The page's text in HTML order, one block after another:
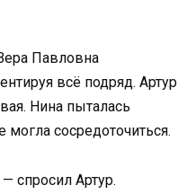
Павловна
всё подряд. Артур
Нина пыталась
могла сосредоточиться.
спросил Артур.